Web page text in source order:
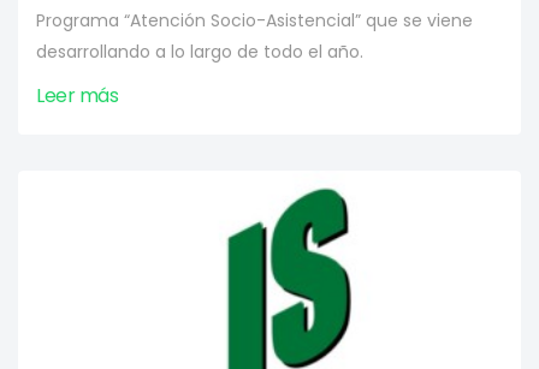
Programa “Atención Socio-Asistencial” que se viene
desarrollando a lo largo de todo el año.
Leer más